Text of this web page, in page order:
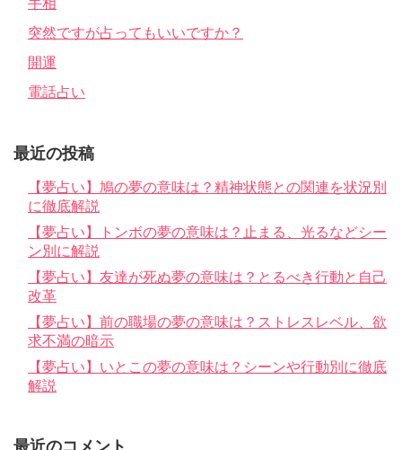
手相
突然ですが占ってもいいですか？
開運
電話占い
最近の投稿
【夢占い】鳩の夢の意味は？精神状態との関連を状況別
に徹底解説
【夢占い】トンボの夢の意味は？止まる、光るなどシー
ン別に解説
【夢占い】友達が死ぬ夢の意味は？とるべき行動と自己
改革
【夢占い】前の職場の夢の意味は？ストレスレベル、欲
求不満の暗示
【夢占い】いとこの夢の意味は？シーンや行動別に徹底
解説